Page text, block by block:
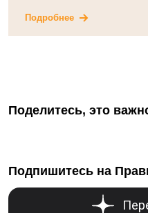
Подробнее
Поделитесь, это
Подпишитесь на